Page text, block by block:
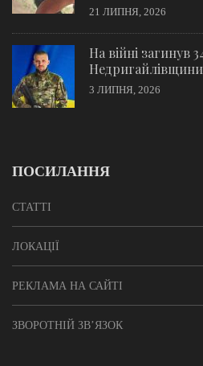
21 ЛИПНЯ, 2026
На війні загинув
3 ЛИПНЯ, 2026
ПОСИЛАННЯ
СТАТТІ
ЛОКАЦІЇ
РЕКЛАМА НА САЙТІ
ЗВОРОТНІЙ ЗВ’ЯЗОК